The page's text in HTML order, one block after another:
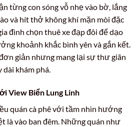
từng con sóng vỗ nhẹ vào bờ, lắng
và hít thở không khí mặn mòi đặc
đình chọn thuê xe đạp đôi để dạo
khoảnh khắc bình yên và gắn kết.
giản nhưng mang lại sự thư giãn
khám phá.
View Biển Lung Linh
quán cà phê với tầm nhìn hướng
là vào ban đêm. Những quán như